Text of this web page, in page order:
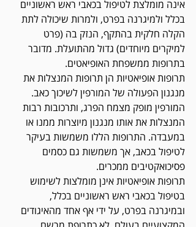
אינה מומלצת לטיפול בכאבי ראש ראשוניים
בכלל ולמיגרנה בפרט, ולמרות שיכולה לתת
הקלה חלקית בהתקף, הנזק בה (פרט
למיקרים מיוחדים) גדול מהתועלת. מדובר
בתרופות ממשפחת האופיאטים.
תרופות אופיאטיות הן תרופות המנצלות את
מנגנון הפעולה של המורפין לשיכוך כאב.
המורפין מופק מצמח הפרג, ותרכובות רבות
המנצלות את אותו מנגנון מיוצרות ממנו או
במעבדה. התרופות הללו משמשות בעיקר
לטיפול בכאב, אך משמשות גם כסמים
פסיכואקטיבים ממכרים.
תרופות אופיאטיות אינן מומלצות לשימוש
בטיפול בכאבי ראש ראשוניים בכלל,
ובמיגרנה בפרט, על ידי אף אחד מהאיגודים